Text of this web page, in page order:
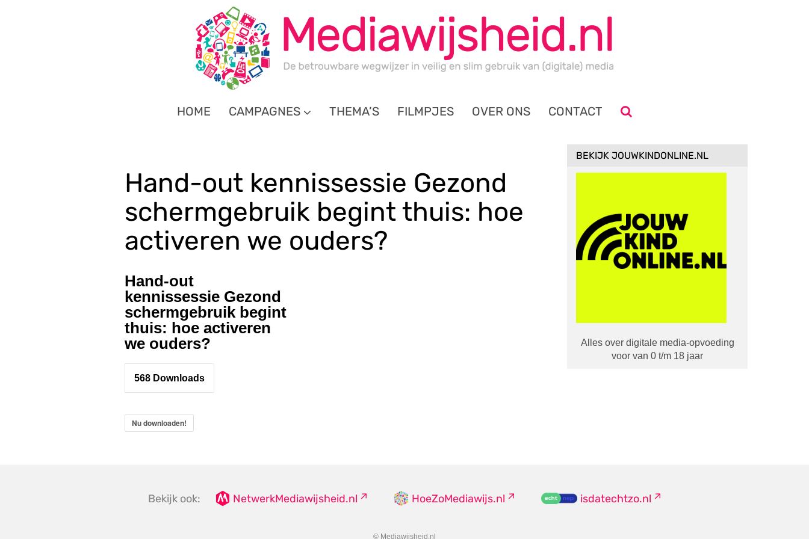
HOME CAMPAGNES THEMA’S FILMPJES OVER ONS CONTACT
Hand-out kennissessie Gezond
schermgebruik begint thuis: hoe
activeren we ouders?
Hand-out
kennissessie Gezond
schermgebruik begint
thuis: hoe activeren
we ouders?
568 Downloads
Nu downloaden!
BEKIJK JOUWKINDONLINE.NL
Alles over digitale media-opvoeding
voor van 0 t/m 18 jaar
Bekijk ook: NetwerkMediawijsheid.nl HoeZoMediawijs.nl isdatechtzo.nl
© Mediawijsheid.nl